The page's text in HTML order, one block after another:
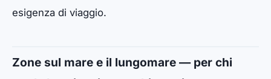
esigenza di viaggio.
Zone sul mare e il lungomare — per chi